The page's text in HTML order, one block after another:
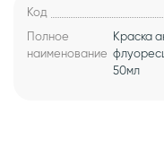
Код
Полное
наименование
Краска
50мл